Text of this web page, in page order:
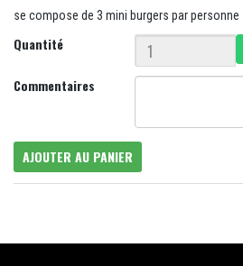
se compose de 3 mini burgers par personne
Quantité
Commentaires
AJOUTER AU PANIER